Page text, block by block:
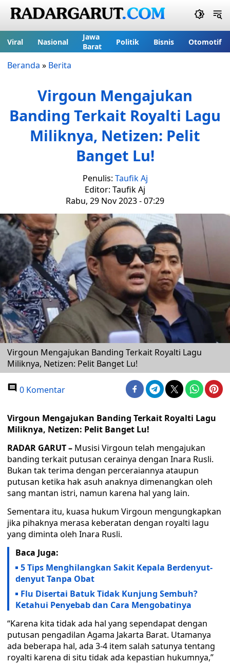
Viral Nasional
Jawa
Barat
Politik Bisnis Otomotif
Beranda » Berita
Virgoun Mengajukan
Banding Terkait Royalti Lagu
Miliknya, Netizen: Pelit
Banget Lu!
Penulis: Taufik Aj
Editor: Taufik Aj
Rabu, 29 Nov 2023 - 07:29
Virgoun Mengajukan Banding Terkait Royalti Lagu
Miliknya, Netizen: Pelit Banget Lu!
0 Komentar
Virgoun Mengajukan Banding Terkait Royalti Lagu
Miliknya, Netizen: Pelit Banget Lu!
RADAR GARUT – Musisi Virgoun telah mengajukan
banding terkait putusan cerainya dengan Inara Rusli.
Bukan tak terima dengan perceraiannya ataupun
putusan ketika hak asuh anaknya dimenangkan oleh
sang mantan istri, namun karena hal yang lain.
Sementara itu, kuasa hukum Virgoun mengungkapkan
jika pihaknya merasa keberatan dengan royalti lagu
yang diminta oleh Inara Rusli.
Baca Juga:
5 Tips Menghilangkan Sakit Kepala Berdenyut-
denyut Tanpa Obat
Flu Disertai Batuk Tidak Kunjung Sembuh?
Ketahui Penyebab dan Cara Mengobatinya
“Karena kita tidak ada hal yang sependapat dengan
putusan pengadilan Agama Jakarta Barat. Utamanya
ada beberapa hal, ada 3-4 item salah satunya tentang
royalti karena di situ tidak ada kepastian hukumnya,”